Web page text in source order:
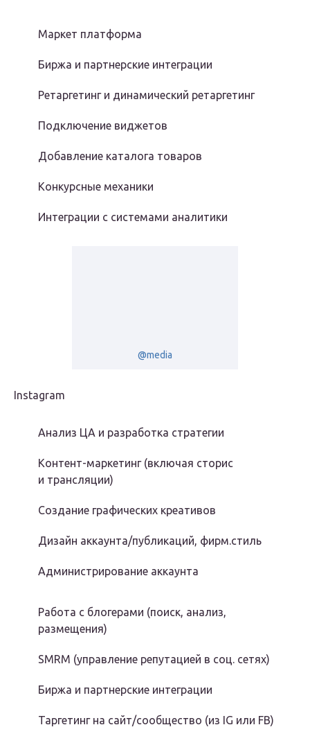
Маркет платформа
Биржа и партнерские интеграции
Ретаргетинг и динамический ретаргетинг
Подключение виджетов
Добавление каталога товаров
Конкурсные механики
Интеграции с системами аналитики
@media
Instagram
Анализ ЦА и разработка стратегии
Контент-маркетинг (включая сторис
и трансляции)
Создание графических креативов
Дизайн аккаунта/публикаций, фирм.стиль
Администрирование аккаунта
Работа с блогерами (поиск, анализ,
размещения)
SMRM (управление репутацией в соц. сетях)
Биржа и партнерские интеграции
Таргетинг на сайт/сообщество (из IG или FB)